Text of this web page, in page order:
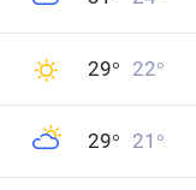
29° 22°
29° 21 °